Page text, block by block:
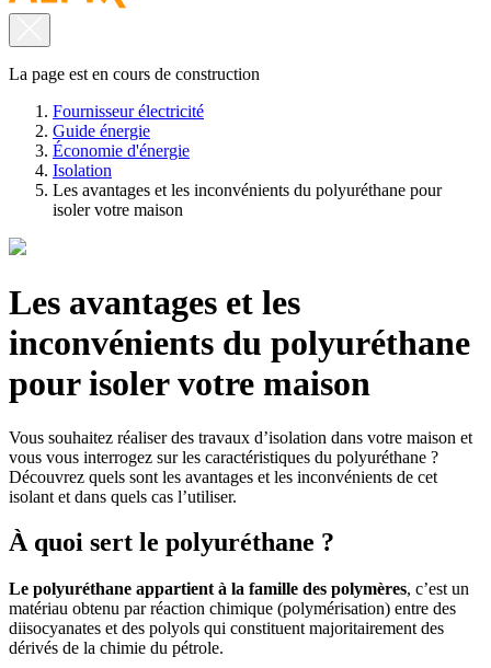
La page est en cours de construction
Fournisseur électricité
Guide énergie
Économie d'énergie
Isolation
Les avantages et les inconvénients du polyuréthane pour
isoler votre maison
Les avantages et les
inconvénients du polyuréthane
pour isoler votre maison
Vous souhaitez réaliser des travaux d’isolation dans votre maison et
vous vous interrogez sur les caractéristiques du polyuréthane ?
Découvrez quels sont les avantages et les inconvénients de cet
isolant et dans quels cas l’utiliser.
À quoi sert le polyuréthane ?
Le polyuréthane appartient à la famille des polymères, c’est un
matériau obtenu par réaction chimique (polymérisation) entre des
diisocyanates et des polyols qui constituent majoritairement des
dérivés de la chimie du pétrole.